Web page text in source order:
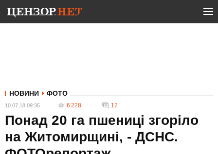
НОВИНИ ФОТО
10.07.18 09:35 6 228 12
Понад 20 га пшениці згоріло
на Житомирщині, - ДСНС.